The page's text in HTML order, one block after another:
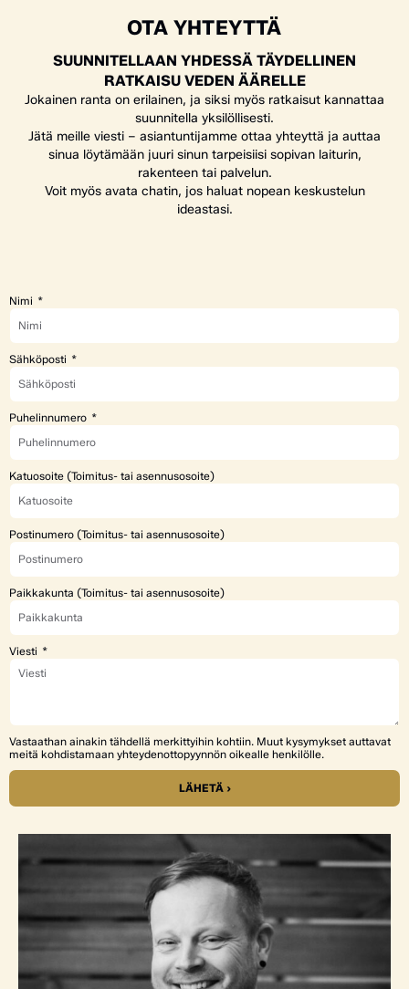
OTA YHTEYTTÄ
SUUNNITELLAAN YHDESSÄ TÄYDELLINEN
RATKAISU VEDEN ÄÄRELLE
Jokainen ranta on erilainen, ja siksi myös ratkaisut kannattaa
suunnitella yksilöllisesti.
Jätä meille viesti – asiantuntijamme ottaa yhteyttä ja auttaa
sinua löytämään juuri sinun tarpeisiisi sopivan laiturin,
rakenteen tai palvelun.
Voit myös avata chatin, jos haluat nopean keskustelun
ideastasi.
Nimi
Sähköposti
Puhelinnumero
Katuosoite (Toimitus- tai asennusosoite)
Postinumero (Toimitus- tai asennusosoite)
Paikkakunta (Toimitus- tai asennusosoite)
Viesti
Vastaathan ainakin tähdellä merkittyihin kohtiin. Muut kysymykset auttavat
meitä kohdistamaan yhteydenottopyynnön oikealle henkilölle.
LÄHETÄ ›